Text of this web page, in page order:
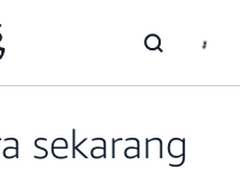
sekarang